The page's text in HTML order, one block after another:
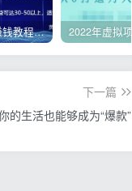
微头条副业赚钱教程，项目单号单天做到50-100+收益
下一篇
的生活也能够成为“爆款”